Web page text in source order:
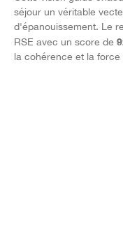
séjour un véritable
d'épanouissement. Le
RSE avec un score de
la cohérence et la